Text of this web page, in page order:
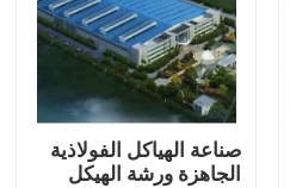
صناعة الهياكل الفولاذية
الجاهزة ورشة الهيكل